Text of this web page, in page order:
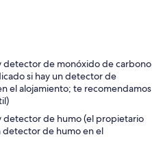
detector de monóxido de carbono
si hay un detector de
el alojamiento; te recomendamos
detector de humo (el propietario
detector de humo en el